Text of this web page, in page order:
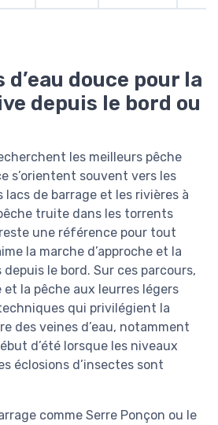
douce pour la
depuis le bord ou
les meilleurs pêche
s’orientent souvent vers les
lacs de barrage et les rivières à
truite dans les torrents
une référence pour tout
la marche d’approche et la
le bord. Sur ces parcours,
et la pêche aux leurres légers
qui privilégient la
des veines d’eau, notamment
d’été lorsque les niveaux
éclosions d’insectes sont
comme Serre Ponçon ou le